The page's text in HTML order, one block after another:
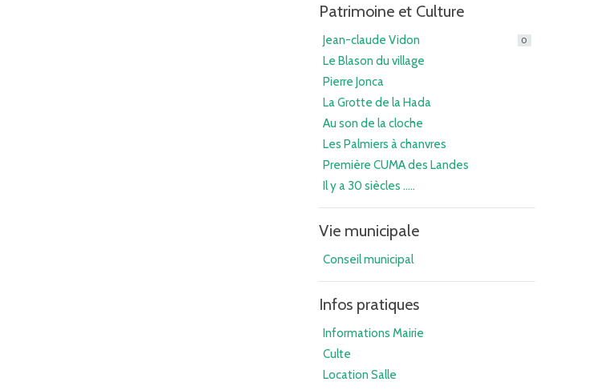
Patrimoine et Culture
Jean-claude Vidon 0
Le Blason du village
Pierre Jonca
La Grotte de la Hada
Au son de la cloche
Les Palmiers à chanvres
Première CUMA des Landes
Il y a 30 siècles .....
Vie municipale
Conseil municipal
Infos pratiques
Informations Mairie
Culte
Location Salle